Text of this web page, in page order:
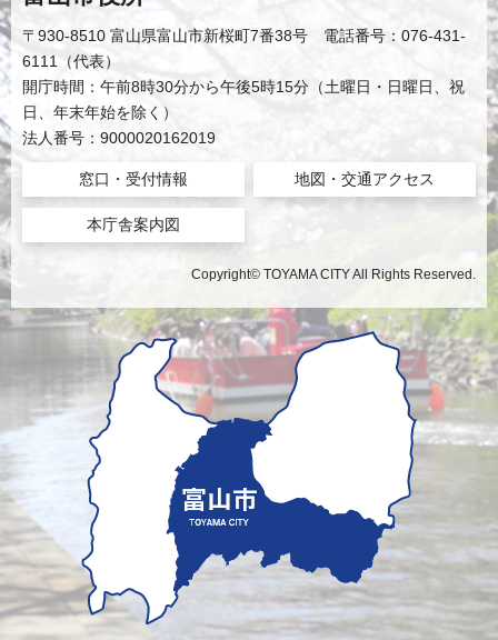
〒930-8510 富山県富山市新桜町7番38号 電話番号：076-431-
6111（代表）
開庁時間：午前8時30分から午後5時15分（土曜日・日曜日、祝
日、年末年始を除く）
法人番号：9000020162019
窓口・受付情報 地図・交通アクセス
本庁舎案内図
Copyright© TOYAMA CITY All Rights Reserved.